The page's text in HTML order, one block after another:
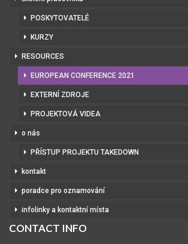
POSKYTOVATELÉ
KURZY
RESOURCES
EUROPEAN CONFERENCE 2021
EXTERNÍ ZDROJE
PROJEKTOVÁ VIDEA
o nás
PŘÍSTUP PROJEKTU TAKEDOWN
kontakt
poradce pro oznamování
infolinky a kontaktní místa
CONTACT INFO